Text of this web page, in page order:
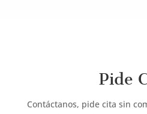
Pide
Contáctanos, pide cita sin